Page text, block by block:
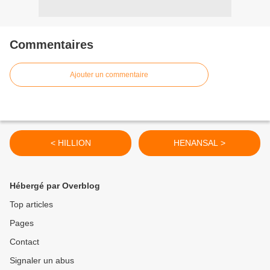
Commentaires
Ajouter un commentaire
< HILLION HENANSAL >
Hébergé par Overblog
Top articles
Pages
Contact
Signaler un abus